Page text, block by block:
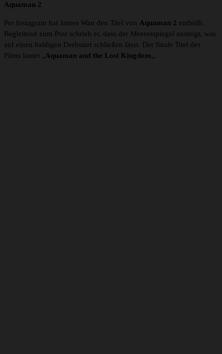
Aquaman 2
Per Instagram hat James Wan den Titel von Aquaman 2 enthüllt.
Begleitend zum Post schrieb er, dass der Meeresspiegel ansteigt, was
auf einen baldigen Drehstart schließen lässt. Der finale Titel des
Films lautet „Aquaman and the Lost Kingdom„.